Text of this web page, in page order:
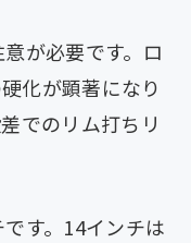
が必要です。ロ
化が顕著になり
でのリム打ちリ
す。14インチは